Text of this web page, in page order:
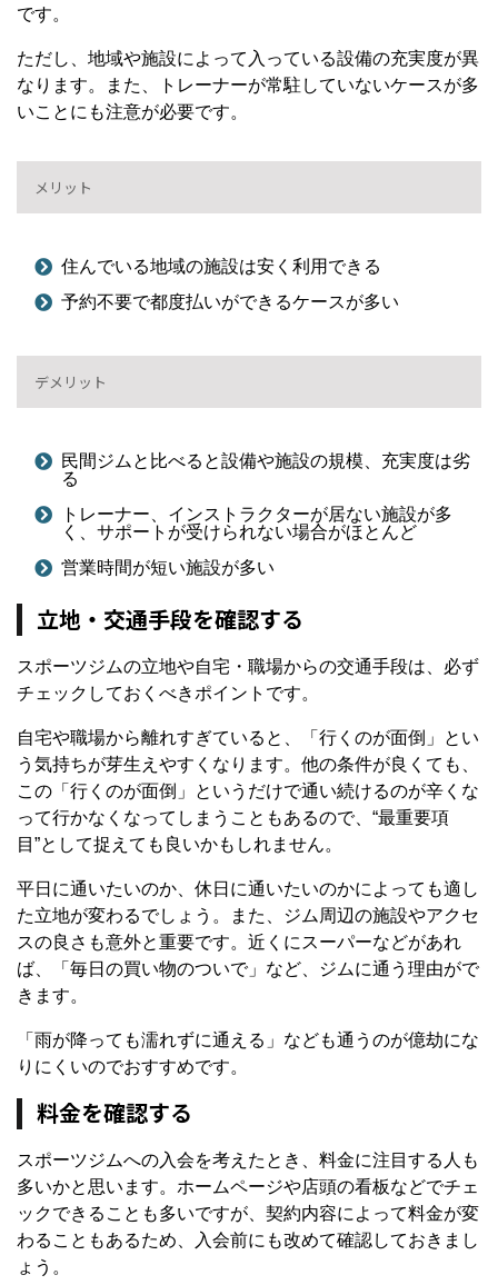
です。
ただし、地域や施設によって入っている設備の充実度が異
なります。また、トレーナーが常駐していないケースが多
いことにも注意が必要です。
メリット
住んでいる地域の施設は安く利用できる
予約不要で都度払いができるケースが多い
デメリット
民間ジムと比べると設備や施設の規模、充実度は劣
る
トレーナー、インストラクターが居ない施設が多
く、サポートが受けられない場合がほとんど
営業時間が短い施設が多い
立地・交通手段を確認する
スポーツジムの立地や自宅・職場からの交通手段は、必ず
チェックしておくべきポイントです。
自宅や職場から離れすぎていると、「行くのが面倒」とい
う気持ちが芽生えやすくなります。他の条件が良くても、
この「行くのが面倒」というだけで通い続けるのが辛くな
って行かなくなってしまうこともあるので、“最重要項
目”として捉えても良いかもしれません。
平日に通いたいのか、休日に通いたいのかによっても適し
た立地が変わるでしょう。また、ジム周辺の施設やアクセ
スの良さも意外と重要です。近くにスーパーなどがあれ
ば、「毎日の買い物のついで」など、ジムに通う理由がで
きます。
「雨が降っても濡れずに通える」なども通うのが億劫にな
りにくいのでおすすめです。
料金を確認する
スポーツジムへの入会を考えたとき、料金に注目する人も
多いかと思います。ホームページや店頭の看板などでチェ
ックできることも多いですが、契約内容によって料金が変
わることもあるため、入会前にも改めて確認しておきまし
ょう。